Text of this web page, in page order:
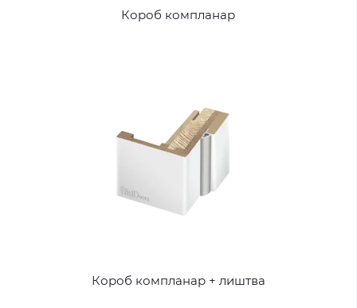
Короб компланар
Короб компланар + лиштва